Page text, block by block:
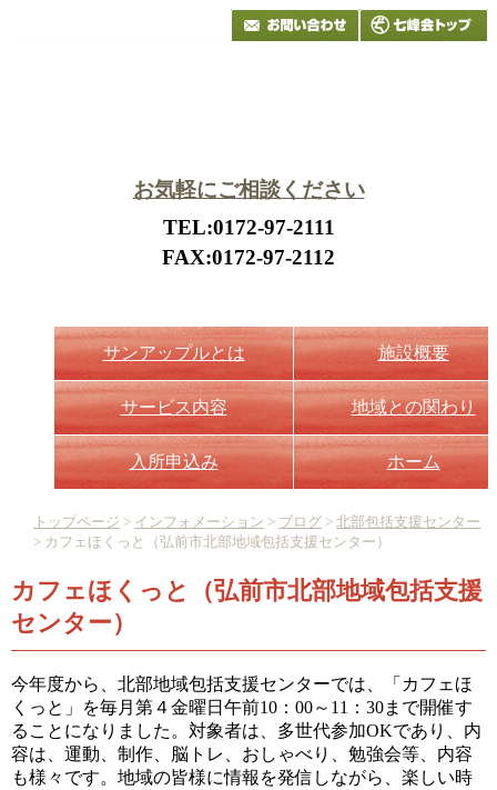
お気軽にご相談ください
TEL:0172-97-2111
FAX:0172-97-2112
サンアップルとは 施設概要
サービス内容 地域との関わり
入所申込み ホーム
トップページ > インフォメーション > ブログ >北部包括支援センター
> カフェほくっと（弘前市北部地域包括支援センター）
カフェほくっと（弘前市北部地域包括支援
センター）
今年度から、北部地域包括支援センターでは、「カフェほ
くっと」を毎月第４金曜日午前10：00～11：30まで開催す
ることになりました。対象者は、多世代参加OKであり、内
容は、運動、制作、脳トレ、おしゃべり、勉強会等、内容
も様々です。地域の皆様に情報を発信しながら、楽しい時